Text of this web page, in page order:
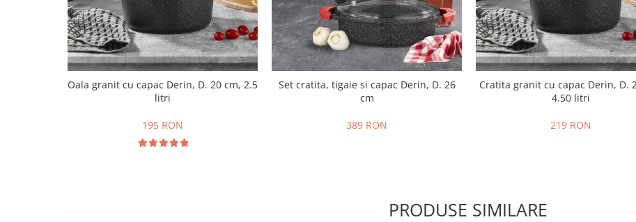
Oala granit cu capac Derin, D. 20 cm, 2.5
litri
195 RON
Set cratita, tigaie si capac Derin, D. 26
cm
389 RON
Cratita granit cu capac Derin, D.
4.50 litri
219 RON
PRODUSE SIMILARE